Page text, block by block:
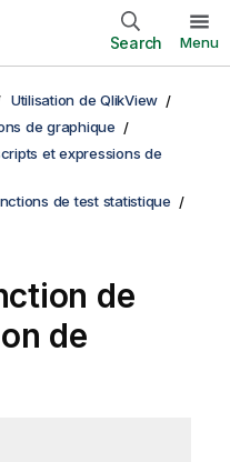
Search Menu
Utilisation de QlikView
de graphique
et expressions de
de test statistique
de
de